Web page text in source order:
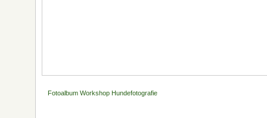
Fotoalbum Workshop Hundefotografie